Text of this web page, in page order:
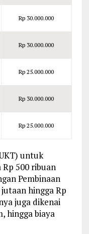
Rp 30.000.000
Rp 30.000.000
Rp 25.000.000
Rp 30.000.000
Rp 25.000.000
untuk
500 ribuan
Pembinaan
hingga Rp
juga dikenai
hingga biaya